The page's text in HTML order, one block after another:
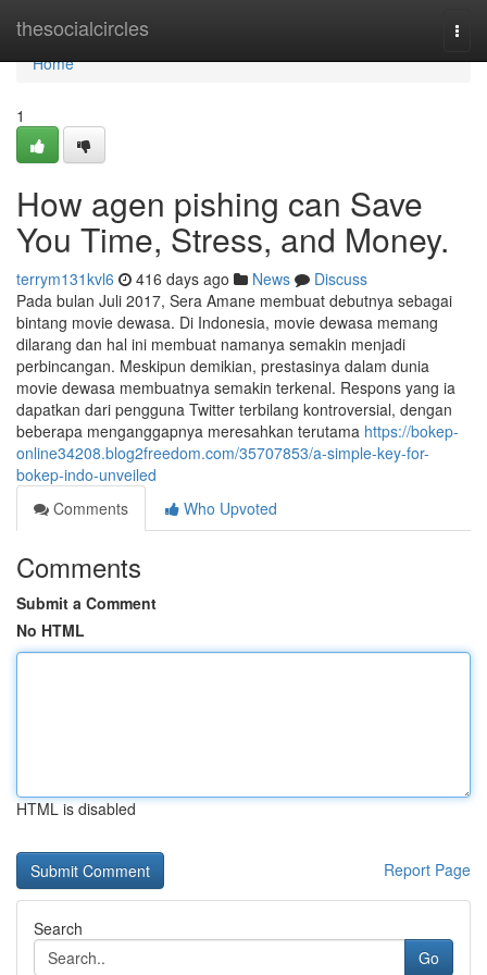
thesocialcircles
Home
Home
1
How agen pishing can Save
You Time, Stress, and Money.
terrym131kvl6 416 days ago News
Discuss
Pada bulan Juli 2017, Sera Amane membuat debutnya sebagai
bintang movie dewasa. Di Indonesia, movie dewasa memang
dilarang dan hal ini membuat namanya semakin menjadi
perbincangan. Meskipun demikian, prestasinya dalam dunia
movie dewasa membuatnya semakin terkenal. Respons yang ia
dapatkan dari pengguna Twitter terbilang kontroversial, dengan
beberapa menganggapnya meresahkan terutama https://bokep-
online34208.blog2freedom.com/35707853/a-simple-key-for-
bokep-indo-unveiled
Comments
Who Upvoted
Comments
Submit a Comment
No HTML
HTML is disabled
Report Page
Search
Go